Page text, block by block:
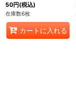
50円(税込)
在庫数6枚
カートに入れる